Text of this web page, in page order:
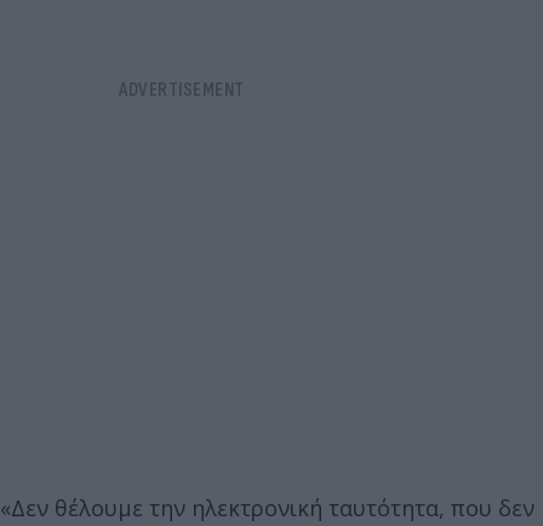
«Δεν θέλουμε την ηλεκτρονική ταυτότητα, που δεν